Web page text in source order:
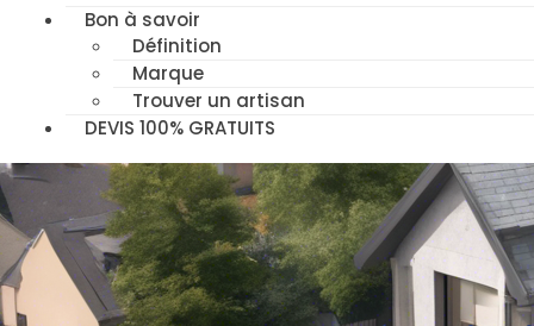
Bon à savoir
Définition
Marque
Trouver un artisan
DEVIS 100% GRATUITS